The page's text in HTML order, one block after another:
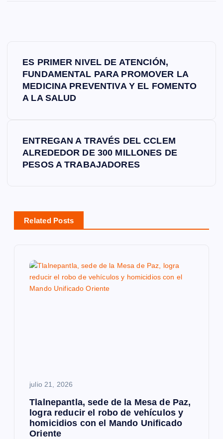
ES PRIMER NIVEL DE ATENCIÓN,
FUNDAMENTAL PARA PROMOVER LA
MEDICINA PREVENTIVA Y EL FOMENTO
A LA SALUD
ENTREGAN A TRAVÉS DEL CCLEM
ALREDEDOR DE 300 MILLONES DE
PESOS A TRABAJADORES
Related Posts
julio 21, 2026
Tlalnepantla, sede de la Mesa de Paz,
logra reducir el robo de vehículos y
homicidios con el Mando Unificado
Oriente